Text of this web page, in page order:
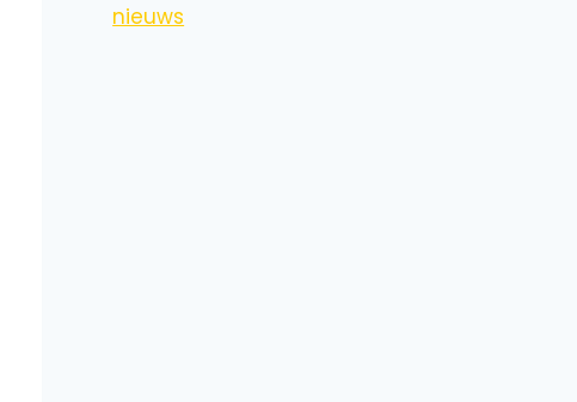
nieuws